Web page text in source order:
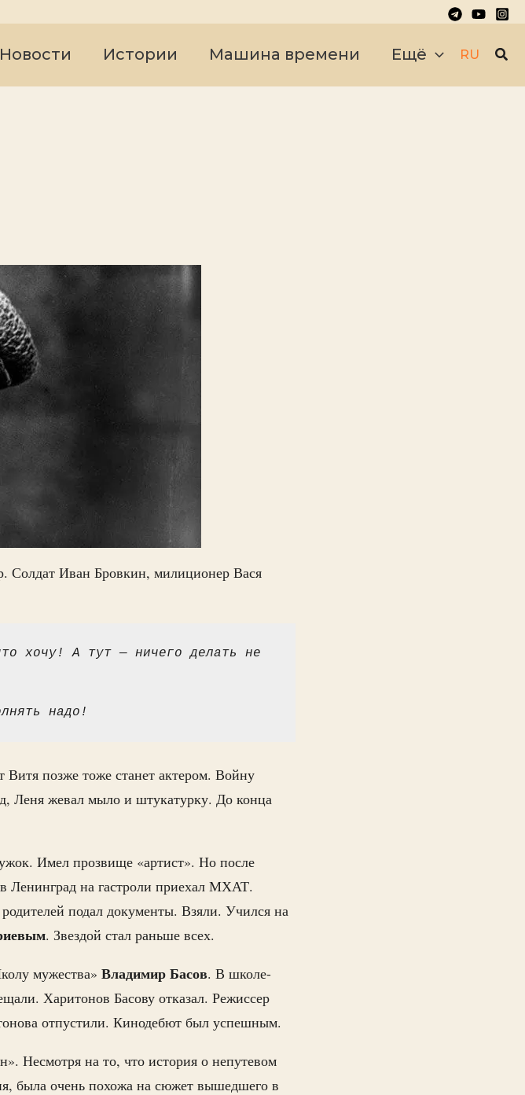
Новости Истории Машина времени Ещё RU
Солдат Иван Бровкин, милиционер Вася
хочу! А тут — ничего делать не
надо!
позже тоже станет актером. Войну
Леня жевал мыло и штукатурку. До конца
Имел прозвище «артист». Но после
на гастроли приехал МХАТ.
подал документы. Взяли. Учился на
. Звездой стал раньше всех.
мужества» Владимир Басов. В школе-
Харитонов Басову отказал. Режиссер
отпустили. Кинодебют был успешным.
Несмотря на то, что история о непутевом
была очень похожа на сюжет вышедшего в